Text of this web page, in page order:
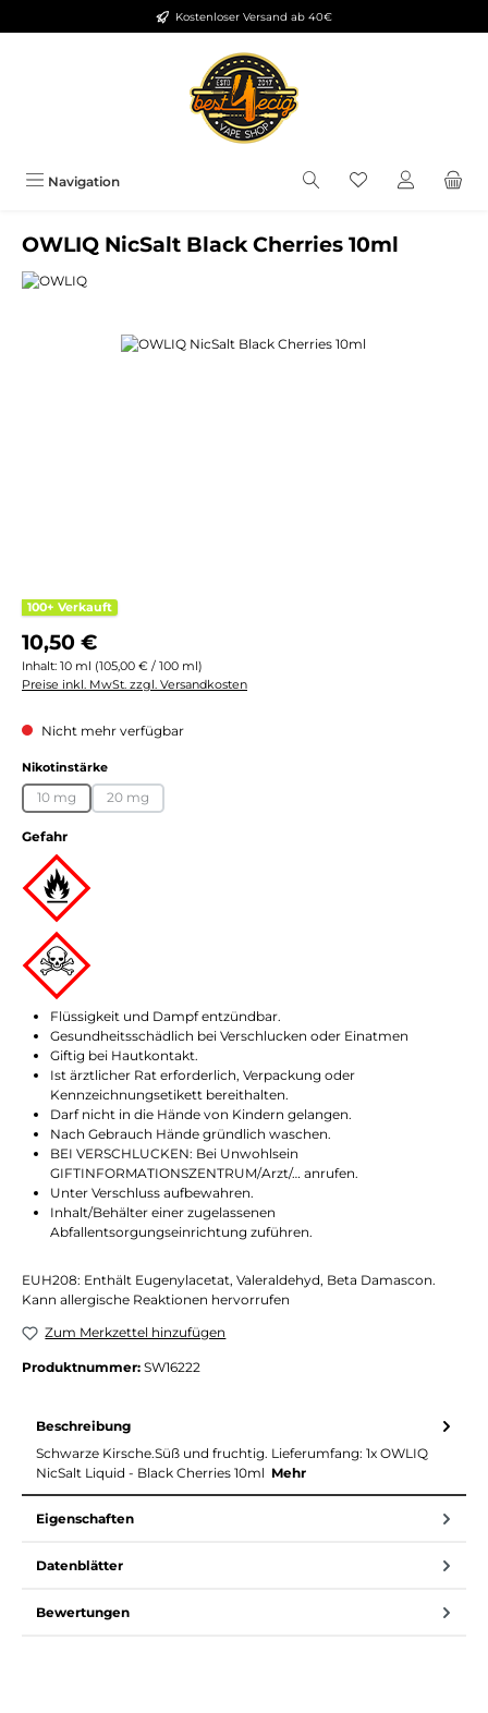
Zum Hauptinhalt springenKostenloser Versand ab 40€
Navigation Du hast 0
OWLIQ NicSalt Black Cherries 10ml
Bildergalerie überspringen
100+ Verkauft
Regulärer Preis:
10,50 €
Inhalt: 10 ml (105,00 € / 100 ml)
Preise inkl. MwSt. zzgl. Versandkosten
Nicht mehr verfügbar
Nikotinstärkeauswählen
10 mg
(Diese Option ist zurzeit nicht verfügbar.)
20 mg
(Diese Option ist zurzeit nicht verfügbar.)
Gefahr
Flüssigkeit und Dampf entzündbar.
Gesundheitsschädlich bei Verschlucken oder Einatmen
Giftig bei Hautkontakt.
Ist ärztlicher Rat erforderlich, Verpackung oder
Kennzeichnungsetikett bereithalten.
Darf nicht in die Hände von Kindern gelangen.
Nach Gebrauch Hände gründlich waschen.
BEI VERSCHLUCKEN: Bei Unwohlsein
GIFTINFORMATIONSZENTRUM/Arzt/… anrufen.
Unter Verschluss aufbewahren.
Inhalt/Behälter einer zugelassenen
Abfallentsorgungseinrichtung zuführen.
EUH208: Enthält Eugenylacetat, Valeraldehyd, Beta Damascon.
Kann allergische Reaktionen hervorrufen
Zum Merkzettel hinzufügen
Produktnummer: SW16222
Beschreibung
Schwarze Kirsche.Süß und fruchtig. Lieferumfang: 1x OWLIQ
NicSalt Liquid - Black Cherries 10ml Mehr
Eigenschaften
Datenblätter
Bewertungen